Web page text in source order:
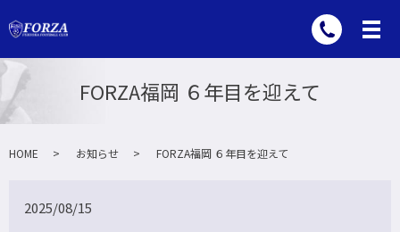
FORZA福岡 ６年目を迎えて
HOME お知らせ FORZA福岡 ６年目を迎えて
2025/08/15